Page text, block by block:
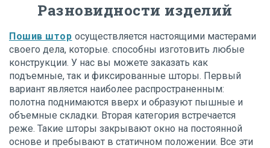
Разновидности изделий
Пошив штор осуществляется настоящими мастерами
своего дела, которые. способны изготовить любые
конструкции. У нас вы можете заказать как
подъемные, так и фиксированные шторы. Первый
вариант является наиболее распространенным:
полотна поднимаются вверх и образуют пышные и
объемные складки. Вторая категория встречается
реже. Такие шторы закрывают окно на постоянной
основе и пребывают в статичном положении. Все эти